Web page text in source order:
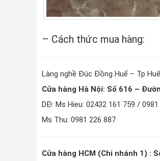
– Cách thức mua hàng:
Làng nghề Đúc Đồng Huế – Tp
Cửa hàng Hà Nội: Số 616 –
DĐ: Ms Hieu: 02432 161 759 /
Ms Thu: 0981 226 887
Cửa hàng HCM (Chi nhánh 1) :